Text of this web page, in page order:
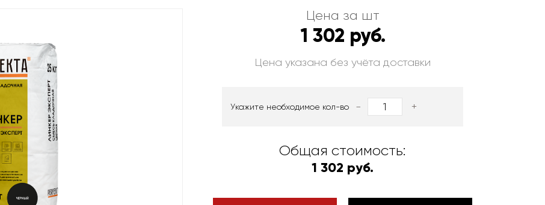
Цена за шт
1 302 руб.
Цена указана без учёта доставки
Укажите необходимое кол-во - +
Общая стоимость:
1 302 руб.